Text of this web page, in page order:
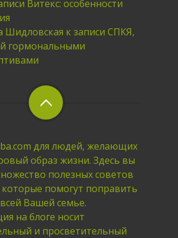
Витекс: особенности
Шидловская к записи СПКЯ,
гормональными
для людей, желающих
образ жизни. Здесь вы
полезных советов
которые помогут поправить
Вашей семье.
на блоге носит
и просветительный